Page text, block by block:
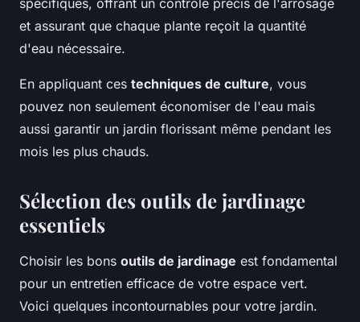
spécifiques, offrant un contrôle précis de l'arrosage
et assurant que chaque plante reçoit la quantité
d'eau nécessaire.
En appliquant ces techniques de culture, vous
pouvez non seulement économiser de l'eau mais
aussi garantir un jardin florissant même pendant les
mois les plus chauds.
Sélection des outils de jardinage
essentiels
Choisir les bons outils de jardinage est fondamental
pour un entretien efficace de votre espace vert.
Voici quelques incontournables pour votre jardin.